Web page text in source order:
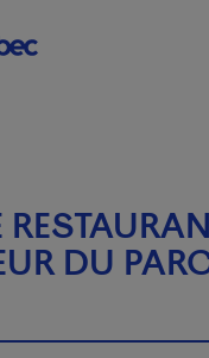
Main
DU